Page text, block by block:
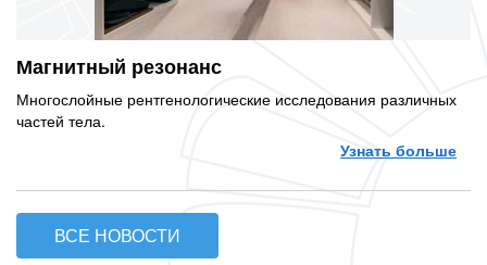
Магнитный резонанс
Многослойные рентгенологические исследования различных
частей тела.
Узнать больше
ВСЕ НОВОСТИ